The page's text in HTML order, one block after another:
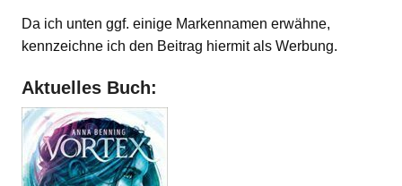
Da ich unten ggf. einige Markennamen erwähne,
kennzeichne ich den Beitrag hiermit als Werbung.
Aktuelles Buch: